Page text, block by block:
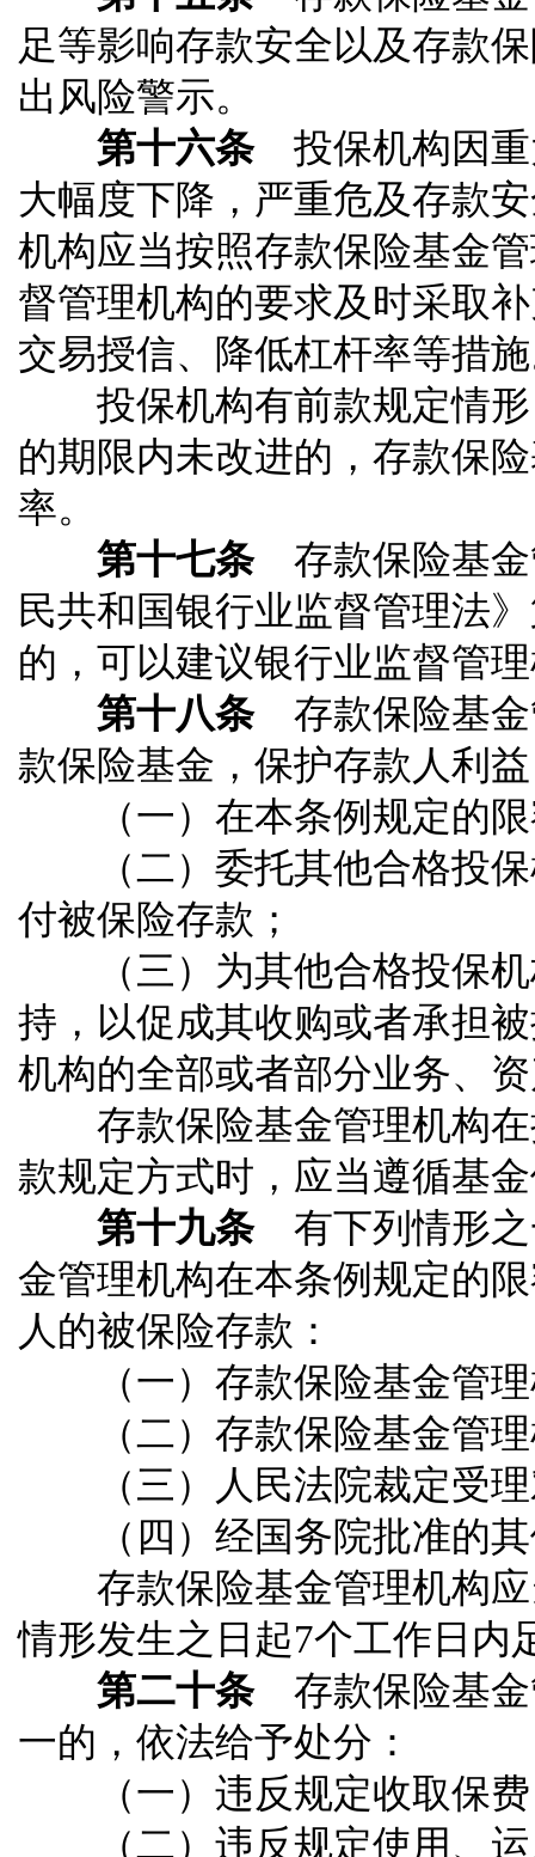
足等影响存款安全以及存款
出风险警示。
第十六条投保机构因重
大幅度下降，严重危及存款
机构应当按照存款保险基金
督管理机构的要求及时采取
交易授信、降低杠杆率等措
投保机构有前款规定情形
的期限内未改进的，存款保
率。
第十七条存款保险基金
民共和国银行业监督管理法
的，可以建议银行业监督管
第十八条存款保险基金
款保险基金，保护存款人利
（一）在本条例规定的限
（二）委托其他合格投保
付被保险存款；
（三）为其他合格投保机
持，以促成其收购或者承担
机构的全部或者部分业务、
存款保险基金管理机构在
款规定方式时，应当遵循基
第十九条有下列情形之
金管理机构在本条例规定的
人的被保险存款：
（一）存款保险基金管理
（二）存款保险基金管理
（三）人民法院裁定受理
（四）经国务院批准的其
存款保险基金管理机构应
情形发生之日起7个工作日内
第二十条存款保险基金
一的，依法给予处分：
（一）违反规定收取保费
（二）违反规定使用、运